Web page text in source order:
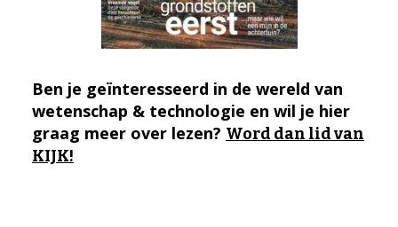
Ben je geïnteresseerd in de wereld van
wetenschap & technologie en wil je hier
graag meer over lezen? Word dan lid van
KIJK!